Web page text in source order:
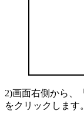
2)画面右側から、
をクリックします。